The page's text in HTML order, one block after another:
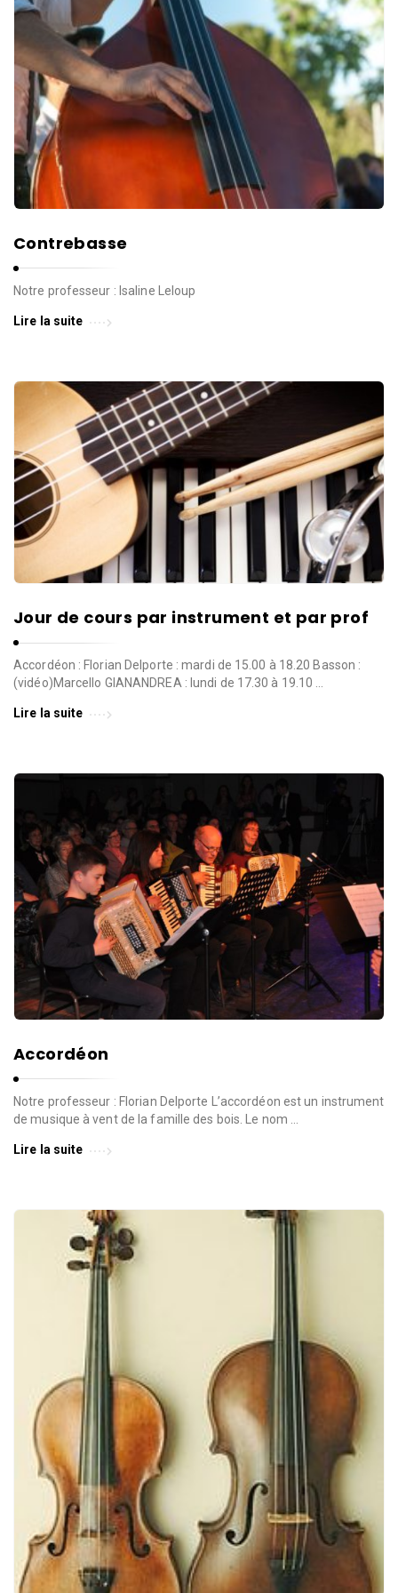
e
l
a
P
a
r
o
l
d
e
l
a
i
l
l
e
d
e
W
a
v
e
Contrebasse
Notre professeur : Isaline Leloup
Lire la suite
Jour de cours par instrument et par prof
Accordéon : Florian Delporte : mardi de 15.00 à 18.20 Basson :
(vidéo)Marcello GIANANDREA : lundi de 17.30 à 19.10 …
Lire la suite
Accordéon
Notre professeur : Florian Delporte L’accordéon est un instrument
de musique à vent de la famille des bois. Le nom …
Lire la suite